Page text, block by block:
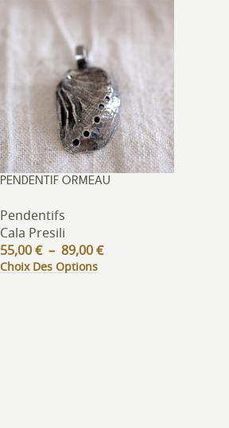
PENDENTIF ORMEAU
Pendentifs
Cala Presili
55,00€ – 89,00€
Choix Des Options